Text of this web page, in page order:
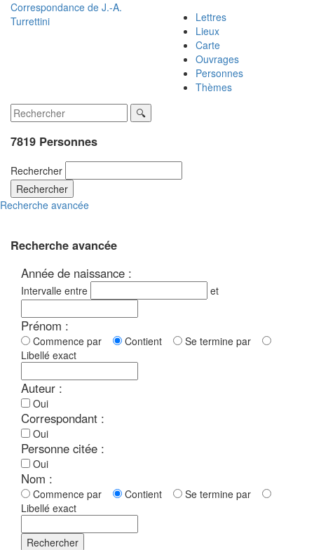
Correspondance de J.-A.
Turrettini
Lettres
Lieux
Carte
Ouvrages
Personnes
Thèmes
7819 Personnes
Rechercher
Rechercher
Recherche avancée
Recherche avancée
Année de naissance :
Intervalle entre et
Prénom :
Commence par Contient
Se termine par
Libellé exact
Auteur :
Oui
Correspondant :
Oui
Personne citée :
Oui
Nom :
Commence par Contient
Se termine par
Libellé exact
Rechercher